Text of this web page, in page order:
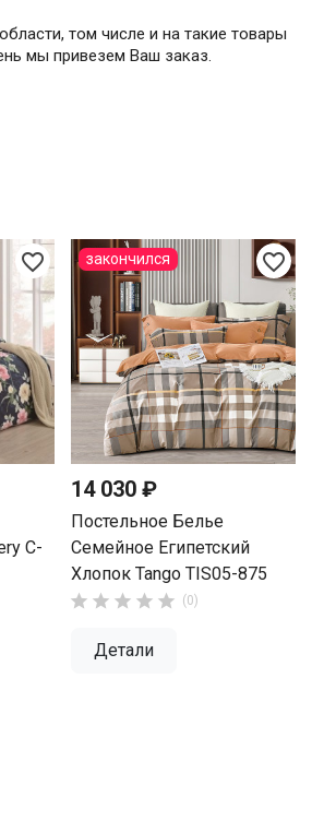
том числе и на такие товары
мы привезем Ваш заказ.
favorite_border
C-
favorite_border
14 030 ₽
Постельное Белье
Семейное Египетский
Хлопок Tango TIS05-875
     (0)
Детали
закончился